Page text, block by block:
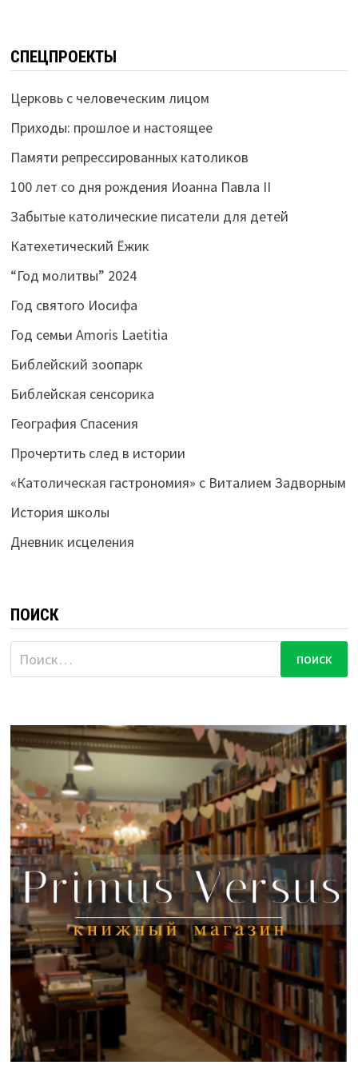
СПЕЦПРОЕКТЫ
Церковь с человеческим лицом
Приходы: прошлое и настоящее
Памяти репрессированных католиков
100 лет со дня рождения Иоанна Павла II
Забытые католические писатели для детей
Катехетический Ёжик
“Год молитвы” 2024
Год святого Иосифа
Год семьи Amoris Laetitia
Библейский зоопарк
Библейская сенсорика
География Спасения
Прочертить след в истории
«Католическая гастрономия» с Виталием Задворным
История школы
Дневник исцеления
ПОИСК
Найти: